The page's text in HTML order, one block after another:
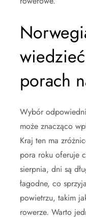
porach
Wybór
może znacząco
Kraj ten ma
pora roku oferuje
sierpnia, dni są
łagodne, co
powietrzu, takim
rowerze. Warto